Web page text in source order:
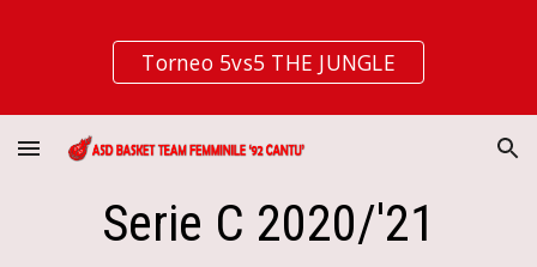
Skip to main content Skip to navigation
Torneo 5vs5 THE JUNGLE
Serie C 2020/'21